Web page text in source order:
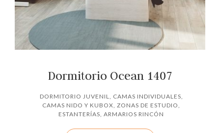
Dormitorio Ocean 1407
DORMITORIO JUVENIL CAMAS INDIVIDUALES
CAMAS NIDO Y KUBOX ZONAS DE ESTUDIO
ESTANTERÍAS ARMARIOS RINCÓN